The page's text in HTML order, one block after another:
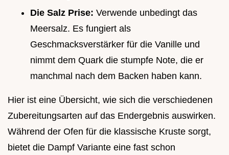
Die Salz Prise: Verwende unbedingt das
Meersalz. Es fungiert als
Geschmacksverstärker für die Vanille und
nimmt dem Quark die stumpfe Note, die er
manchmal nach dem Backen haben kann.
Hier ist eine Übersicht, wie sich die verschiedenen
Zubereitungsarten auf das Endergebnis auswirken.
Während der Ofen für die klassische Kruste sorgt,
bietet die Dampf Variante eine fast schon